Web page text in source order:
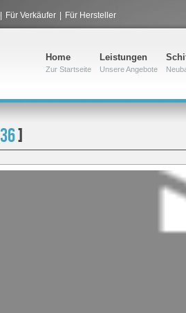
Für Verkäufer Für Hersteller
Home
Zur Startseite
Leistungen
Unsere Angebote
36]